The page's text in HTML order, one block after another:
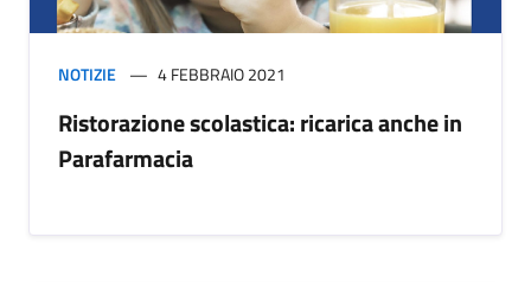
NOTIZIE 4 FEBBRAIO 2021
Ristorazione scolastica: ricarica anche in
Parafarmacia